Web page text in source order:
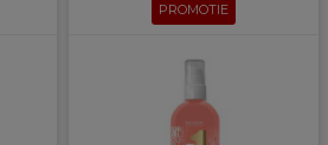
PROMOTIE